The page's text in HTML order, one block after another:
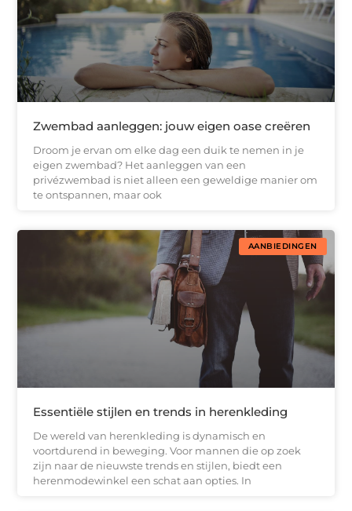
Zwembad aanleggen: jouw eigen oase creëren
Droom je ervan om elke dag een duik te nemen in je
eigen zwembad? Het aanleggen van een
privézwembad is niet alleen een geweldige manier om
te ontspannen, maar ook
AANBIEDINGEN
Essentiële stijlen en trends in herenkleding
De wereld van herenkleding is dynamisch en
voortdurend in beweging. Voor mannen die op zoek
zijn naar de nieuwste trends en stijlen, biedt een
herenmodewinkel een schat aan opties. In